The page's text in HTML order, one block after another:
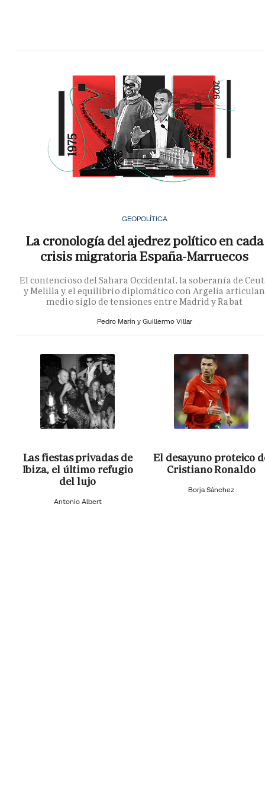
GEOPOLÍTICA
La cronología del ajedrez político en cada
crisis migratoria España-Marruecos
El contencioso del Sahara Occidental, la soberanía de
y Melilla y el equilibrio diplomático con Argelia articulan
medio siglo de tensiones entre Madrid y Rabat
Pedro Marín y Guillermo Villar
Las fiestas privadas de
Ibiza, el último refugio
del lujo
Antonio Albert
El desayuno proteico
Cristiano Ronaldo
Borja Sánchez